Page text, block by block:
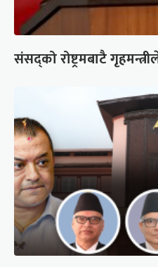
संसद्को रोष्ट्रमबाटै